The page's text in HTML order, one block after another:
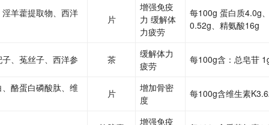
羊藿提取物、西洋
片
增强免疫
力 缓解体
力疲劳
每100g 蛋白质4.0g
0.52g、精氨酸16g
、菟丝子、西洋参 茶
缓解体力
疲劳
每100g含：总皂苷
酪蛋白磷酸肽、维 片
增加骨密
度
每100g含维生素
增强免疫